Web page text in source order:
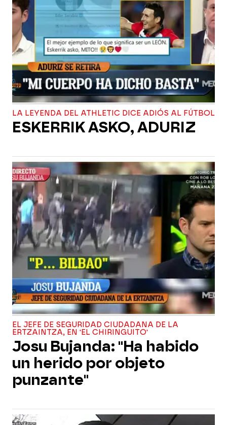
LA LEYENDA DEL ATHLETIC DICE ADIÓS AL FÚTBOL
ESKERRIK ASKO, ADURIZ
EL JEFE DE SEGURIDAD CIUDADANA DE LA
ERTZAINTZA, EN 'EL CHIRINGUITO'
Josu Bujanda: "Ha habido
un herido por objeto
punzante"